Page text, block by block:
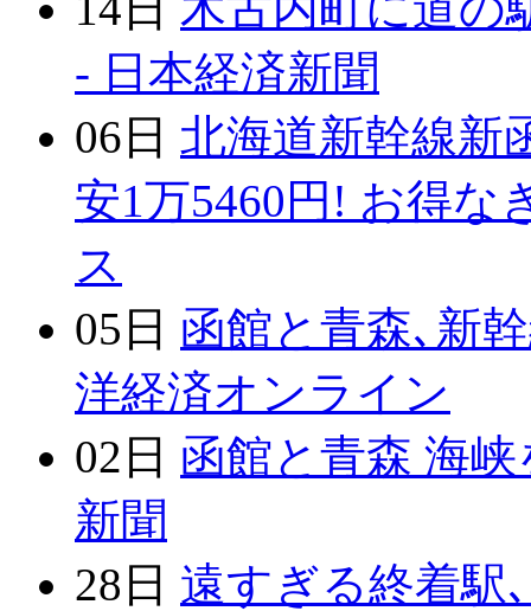
- 日本経済新聞
06日 北海道新幹線新
安1万5460円! お得な
ス
05日 函館と青森､新
洋経済オンライン
02日 函館と青森 海
新聞
28日 遠すぎる終着駅